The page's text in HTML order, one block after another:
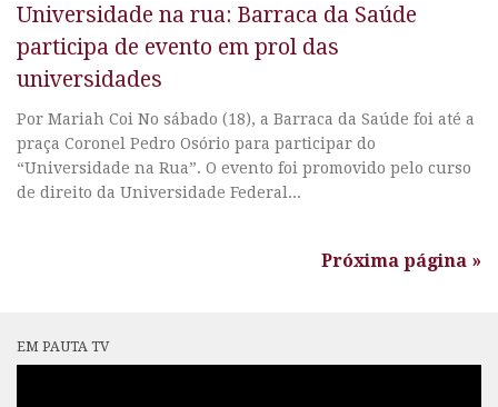
Universidade na rua: Barraca da Saúde
participa de evento em prol das
universidades
Por Mariah Coi No sábado (18), a Barraca da Saúde foi até a
praça Coronel Pedro Osório para participar do
“Universidade na Rua”. O evento foi promovido pelo curso
de direito da Universidade Federal...
Próxima página »
EM PAUTA TV